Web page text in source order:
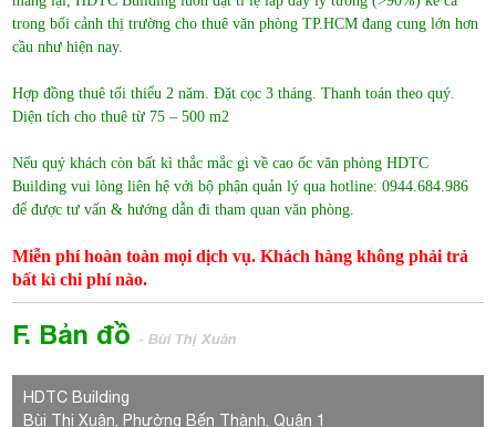
Building vui lòng liên hệ với bộ phận quản lý qua hotline: 0944.684.986
để được tư vấn & hướng dẫn đi tham quan văn phòng.
Miễn phí hoàn toàn mọi dịch vụ. Khách hàng không phải trả
bất kì chi phí nào.
F. Bản đồ- Bùi Thị Xuân
Bùi Thị Xuân, Phường Bến Thành, Quận 1